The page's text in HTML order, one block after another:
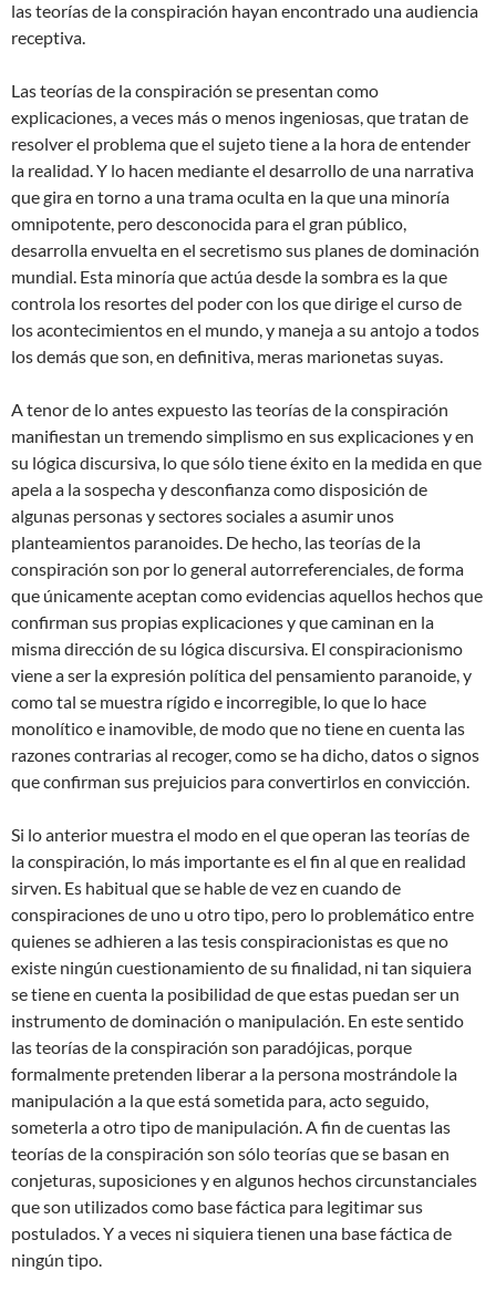
las teorías de la conspiración hayan encontrado una audiencia
receptiva.
Las teorías de la conspiración se presentan como
explicaciones, a veces más o menos ingeniosas, que tratan de
resolver el problema que el sujeto tiene a la hora de entender
la realidad. Y lo hacen mediante el desarrollo de una narrativa
que gira en torno a una trama oculta en la que una minoría
omnipotente, pero desconocida para el gran público,
desarrolla envuelta en el secretismo sus planes de dominación
mundial. Esta minoría que actúa desde la sombra es la que
controla los resortes del poder con los que dirige el curso de
los acontecimientos en el mundo, y maneja a su antojo a todos
los demás que son, en definitiva, meras marionetas suyas.
A tenor de lo antes expuesto las teorías de la conspiración
manifiestan un tremendo simplismo en sus explicaciones y en
su lógica discursiva, lo que sólo tiene éxito en la medida en que
apela a la sospecha y desconfianza como disposición de
algunas personas y sectores sociales a asumir unos
planteamientos paranoides. De hecho, las teorías de la
conspiración son por lo general autorreferenciales, de forma
que únicamente aceptan como evidencias aquellos hechos que
confirman sus propias explicaciones y que caminan en la
misma dirección de su lógica discursiva. El conspiracionismo
viene a ser la expresión política del pensamiento paranoide, y
como tal se muestra rígido e incorregible, lo que lo hace
monolítico e inamovible, de modo que no tiene en cuenta las
razones contrarias al recoger, como se ha dicho, datos o signos
que confirman sus prejuicios para convertirlos en convicción.
Si lo anterior muestra el modo en el que operan las teorías de
la conspiración, lo más importante es el fin al que en realidad
sirven. Es habitual que se hable de vez en cuando de
conspiraciones de uno u otro tipo, pero lo problemático entre
quienes se adhieren a las tesis conspiracionistas es que no
existe ningún cuestionamiento de su finalidad, ni tan siquiera
se tiene en cuenta la posibilidad de que estas puedan ser un
instrumento de dominación o manipulación. En este sentido
las teorías de la conspiración son paradójicas, porque
formalmente pretenden liberar a la persona mostrándole la
manipulación a la que está sometida para, acto seguido,
someterla a otro tipo de manipulación. A fin de cuentas las
teorías de la conspiración son sólo teorías que se basan en
conjeturas, suposiciones y en algunos hechos circunstanciales
que son utilizados como base fáctica para legitimar sus
postulados. Y a veces ni siquiera tienen una base fáctica de
ningún tipo.